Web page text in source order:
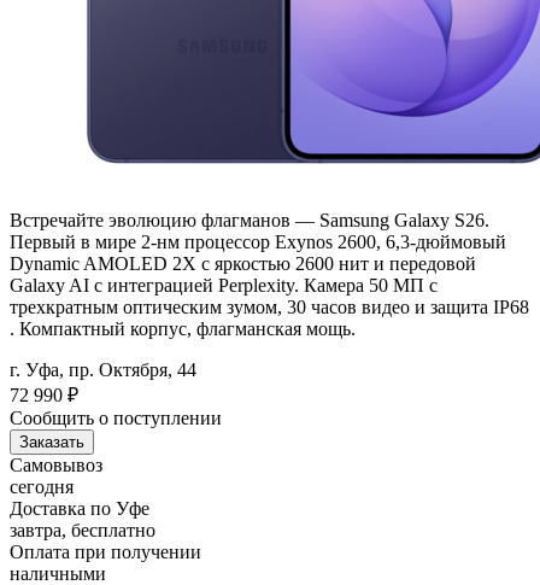
Встречайте эволюцию флагманов — Samsung Galaxy S26.
Первый в мире 2-нм процессор Exynos 2600, 6,3-дюймовый
Dynamic AMOLED 2X с яркостью 2600 нит и передовой
Galaxy AI с интеграцией Perplexity. Камера 50 МП с
трехкратным оптическим зумом, 30 часов видео и защита IP68
. Компактный корпус, флагманская мощь.
г. Уфа, пр. Октября, 44
72 990 ₽
Сообщить о поступлении
Заказать
Самовывоз
сегодня
Доставка по Уфе
завтра, бесплатно
Оплата при получении
наличными